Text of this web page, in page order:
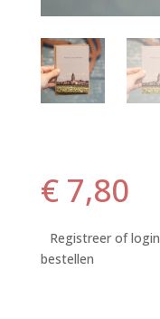
€7,80
Registreer of login
bestellen